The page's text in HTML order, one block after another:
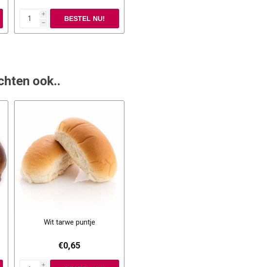
i
h
ook..
Wit tarwe puntje
€0,65
i